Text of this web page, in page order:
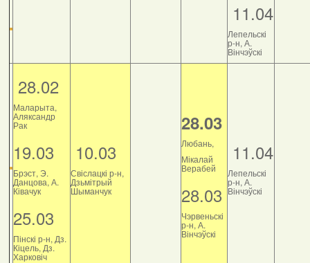
11.04
Лепельскі
р-н, А.
Вінчэўскі
28.02
Маларыта,
Аляксандр
Рак
19.03
Брэст, Э.
Данцова, А.
Ківачук
25.03
Пінскі р-н, Дз.
Кіцель, Дз.
Харковіч
10.03
Свіслацкі р-н,
Дзьмітрый
Шыманчук
28.03
Любань,
Мікалай
Верабей
28.03
Чэрвеньскі
р-н, А.
Вінчэўскі
11.04
Лепельскі
р-н, А.
Вінчэўскі